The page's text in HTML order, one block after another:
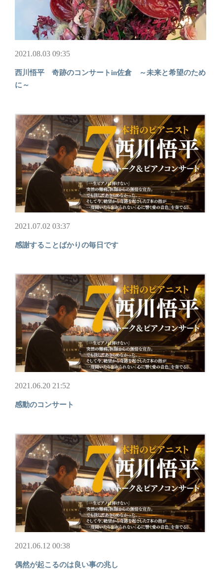
2021.08.03 09:35
西川悟平 奇跡のコンサートin佐倉 ～未来と希望のため
に～
2021.07.02 03:37
感謝することばかりの毎日です
2021.06.20 21:52
感動のコンサート
2021.06.12 00:38
偶然が起こるのは良い事の兆し